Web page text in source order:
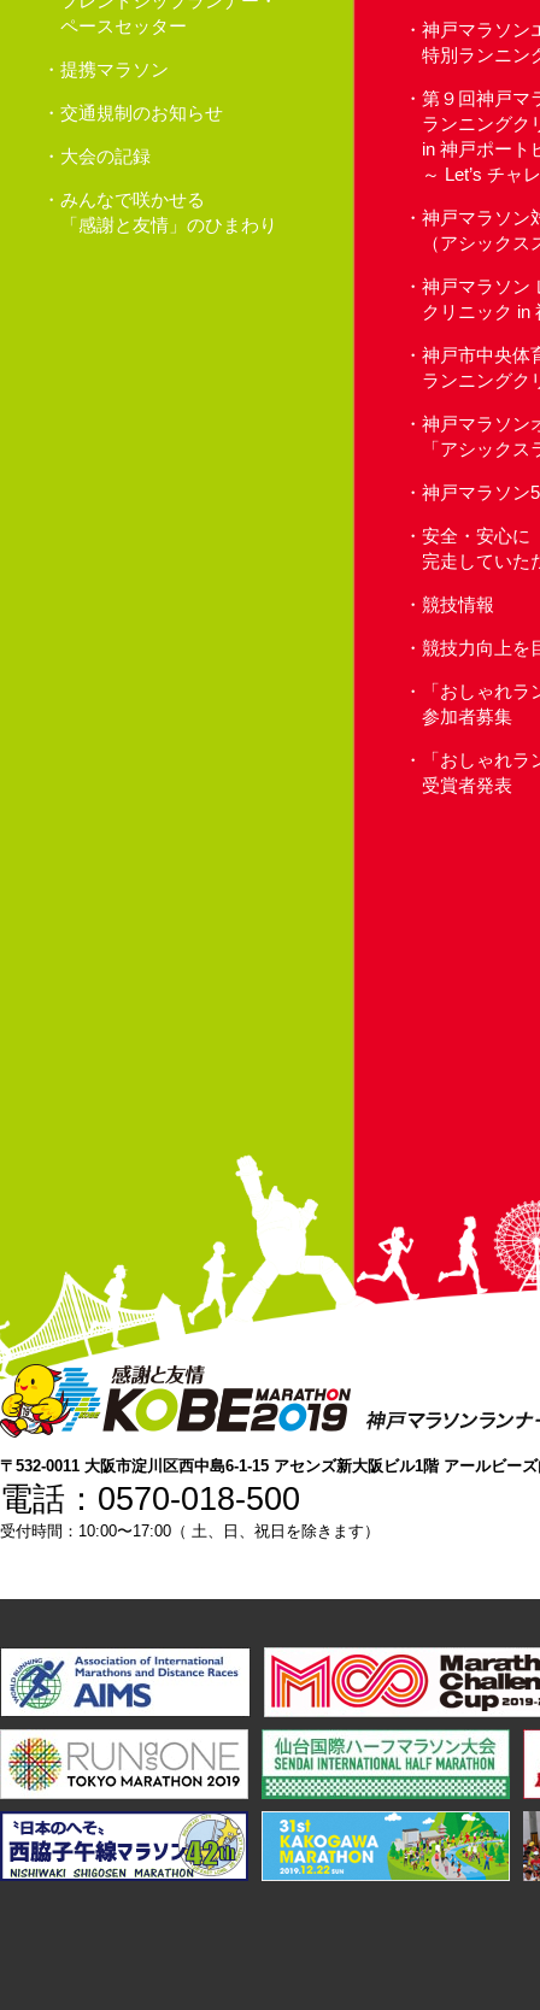
ペースセッター
提携マラソン
交通規制のお知らせ
大会の記録
みんなで咲かせる
「感謝と友情」のひまわり
神戸マラソン
特別ランニン
第９回神戸マ
ランニングク
in 神戸ポート
～ Let’s チャ
神戸マラソ
（アシックス
神戸マラソン
クリニック in
神戸市中央体
ランニングク
神戸マラソン
「アシック
神戸マラソン
安全・安心に
完走していた
競技情報
競技力向上を
「おしゃれ
参加者募集
「おしゃれ
受賞者発表
〒532-0011 大阪市淀川区西中島6-1-15 アセンズ新大阪ビル1階 アールビー
電話：0570-018-500
受付時間：10:00〜17:00（ 土、日、祝日を除きます）